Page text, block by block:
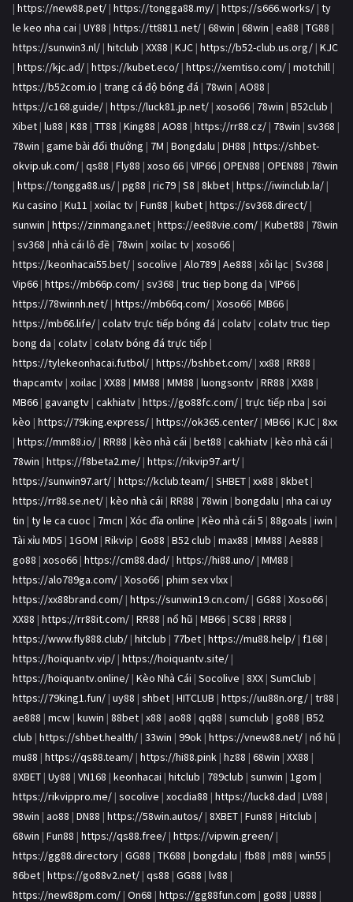
| https://new88.pet/ | https://tongga88.my/ | https://s666.works/ | ty
le keo nha cai | UY88 | https://tt8811.net/ | 68win | 68win | ea88 | TG88 |
https://sunwin3.nl/ | hitclub | XX88 | KJC | https://b52-club.us.org/ | KJC
| https://kjc.ad/ | https://kubet.eco/ | https://xemtiso.com/ | motchill |
https://b52com.io | trang cá độ bóng đá | 78win | AO88 |
https://c168.guide/ | https://luck81.jp.net/ | xoso66 | 78win | B52club |
Xibet | lu88 | K88 | TT88 | King88 | AO88 | https://rr88.cz/ | 78win | sv368 |
78win | game bài đổi thưởng | 7M | Bongdalu | DH88 | https://shbet-
okvip.uk.com/ | qs88 | Fly88 | xoso 66 | VIP66 | OPEN88 | OPEN88 | 78win
| https://tongga88.us/ | pg88 | ric79 | S8 | 8kbet | https://iwinclub.la/ |
Ku casino | Ku11 | xoilac tv | Fun88 | kubet | https://sv368.direct/ |
sunwin | https://zinmanga.net | https://ee88vie.com/ | Kubet88 | 78win
| sv368 | nhà cái lô đề | 78win | xoilac tv | xoso66 |
https://keonhacai55.bet/ | socolive | Alo789 | Ae888 | xôi lạc | Sv368 |
Vip66 | https://mb66p.com/ | sv368 | truc tiep bong da | VIP66 |
https://78winnh.net/ | https://mb66q.com/ | Xoso66 | MB66 |
https://mb66.life/ | colatv trực tiếp bóng đá | colatv | colatv truc tiep
bong da | colatv | colatv bóng đá trực tiếp |
https://tylekeonhacai.futbol/ | https://bshbet.com/ | xx88 | RR88 |
thapcamtv | xoilac | XX88 | MM88 | MM88 | luongsontv | RR88 | XX88 |
MB66 | gavangtv | cakhiatv | https://go88fc.com/ | trực tiếp nba | soi
kèo | https://79king.express/ | https://ok365.center/ | MB66 | KJC | 8xx
| https://mm88.io/ | RR88 | kèo nhà cái | bet88 | cakhiatv | kèo nhà cái |
78win | https://f8beta2.me/ | https://rikvip97.art/ |
https://sunwin97.art/ | https://kclub.team/ | SHBET | xx88 | 8kbet |
https://rr88.se.net/ | kèo nhà cái | RR88 | 78win | bongdalu | nha cai uy
tin | ty le ca cuoc | 7mcn | Xóc đĩa online | Kèo nhà cái 5 | 88goals | iwin |
Tài xỉu MD5 | 1GOM | Rikvip | Go88 | B52 club | max88 | MM88 | Ae888 |
go88 | xoso66 | https://cm88.dad/ | https://hi88.uno/ | MM88 |
https://alo789ga.com/ | Xoso66 | phim sex vlxx |
https://xx88brand.com/ | https://sunwin19.cn.com/ | GG88 | Xoso66 |
XX88 | https://rr88it.com/ | RR88 | nổ hũ | MB66 | SC88 | RR88 |
https://www.fly888.club/ | hitclub | 77bet | https://mu88.help/ | f168 |
https://hoiquantv.vip/ | https://hoiquantv.site/ |
https://hoiquantv.online/ | Kèo Nhà Cái | Socolive | 8XX | SumClub |
https://79king1.fun/ | uy88 | shbet | HITCLUB | https://uu88n.org/ | tr88 |
ae888 | mcw | kuwin | 88bet | x88 | ao88 | qq88 | sumclub | go88 | B52
club | https://shbet.health/ | 33win | 99ok | https://vnew88.net/ | nổ hũ |
mu88 | https://qs88.team/ | https://hi88.pink | hz88 | 68win | XX88 |
8XBET | Uy88 | VN168 | keonhacai | hitclub | 789club | sunwin | 1gom |
https://rikvippro.me/ | socolive | xocdia88 | https://luck8.dad | LV88 |
98win | ao88 | DN88 | https://58win.autos/ | 8XBET | Fun88 | Hitclub |
68win | Fun88 | https://qs88.free/ | https://vipwin.green/ |
https://gg88.directory | GG88 | TK688 | bongdalu | fb88 | m88 | win55 |
86bet | https://go88v2.net/ | qs88 | GG88 | lv88 |
https://new88pm.com/ | On68 | https://gg88fun.com | go88 | U888 |